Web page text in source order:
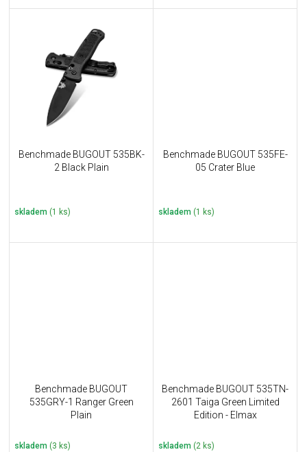
Benchmade BUGOUT 535BK-
2 Black Plain
skladem (1 ks)
Benchmade BUGOUT 535FE-
05 Crater Blue
skladem (1 ks)
Benchmade BUGOUT
535GRY-1 Ranger Green
Plain
skladem (3 ks)
Benchmade BUGOUT 535TN-
2601 Taiga Green Limited
Edition - Elmax
skladem (2 ks)